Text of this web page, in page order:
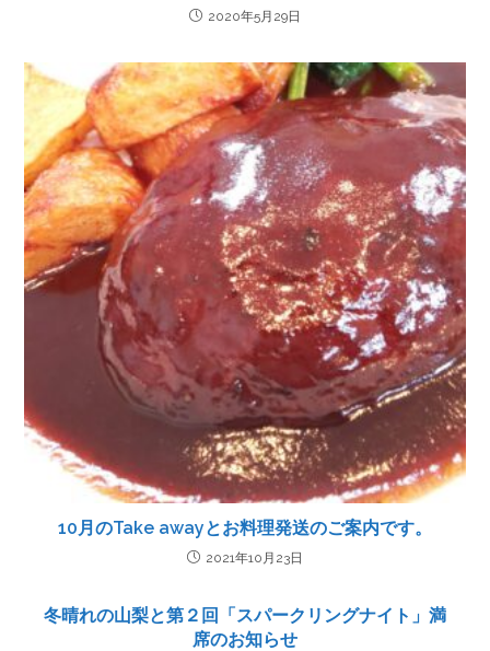
2020年5月29日
10月のTake awayとお料理発送のご案内です。
2021年10月23日
冬晴れの山梨と第２回「スパークリングナイト」満
席のお知らせ